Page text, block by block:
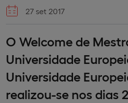
27 set 2017
O Welcome de
Universidade
Universidade
realizou-se nos dias